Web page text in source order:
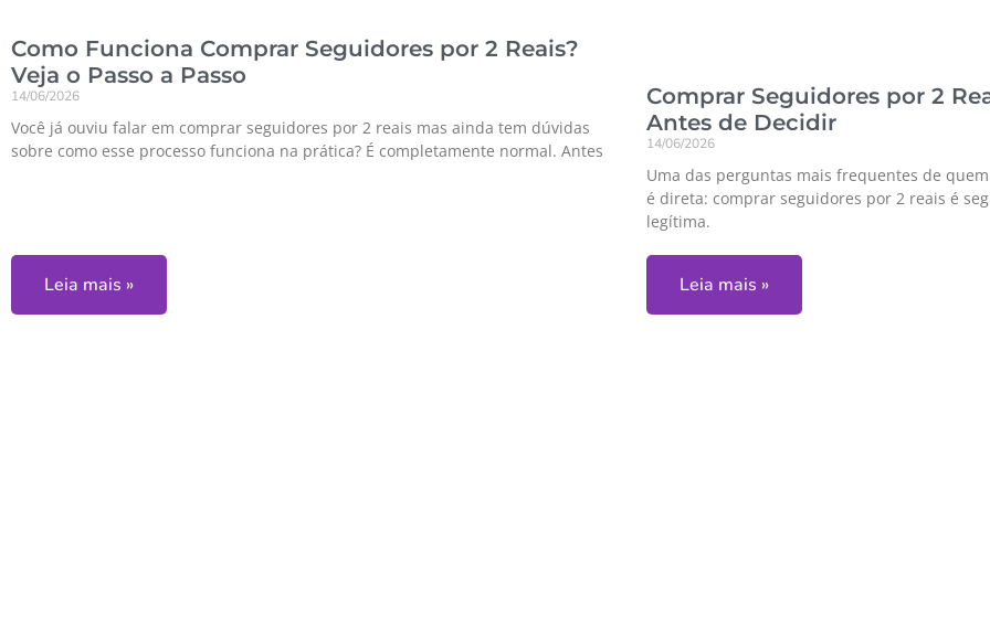
Como Funciona Comprar Seguidores por 2 Reais?
Veja o Passo a Passo
14/06/2026
Você já ouviu falar em comprar seguidores por 2 reais mas ainda tem dúvidas
sobre como esse processo funciona na prática? É completamente normal. Antes
Leia mais »
Comprar Seguidores por 2
Antes de Decidir
14/06/2026
Uma das perguntas mais frequentes de
é direta: comprar seguidores por 2 reais é
legítima.
Leia mais »